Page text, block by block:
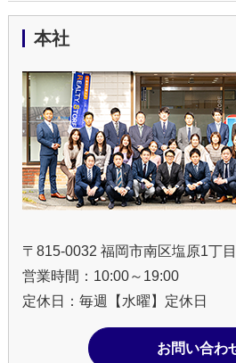
本社
〒815-0032 福岡市南区塩原1丁
営業時間：10:00～19:00
定休日：毎週【水曜】定休日
お問い合わ